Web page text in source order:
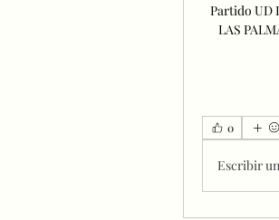
Partido UD
LAS
0
Escribir